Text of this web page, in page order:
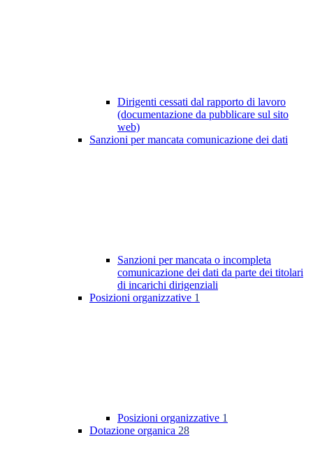
Dirigenti cessati dal rapporto di lavoro
(documentazione da pubblicare sul sito
web)
Sanzioni per mancata comunicazione dei dati
Sanzioni per mancata o incompleta
comunicazione dei dati da parte dei titolari
di incarichi dirigenziali
Posizioni organizzative 1
Posizioni organizzative 1
Dotazione organica 28